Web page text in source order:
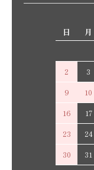
日
月
2
3
9
10
16
17
23
24
30
31